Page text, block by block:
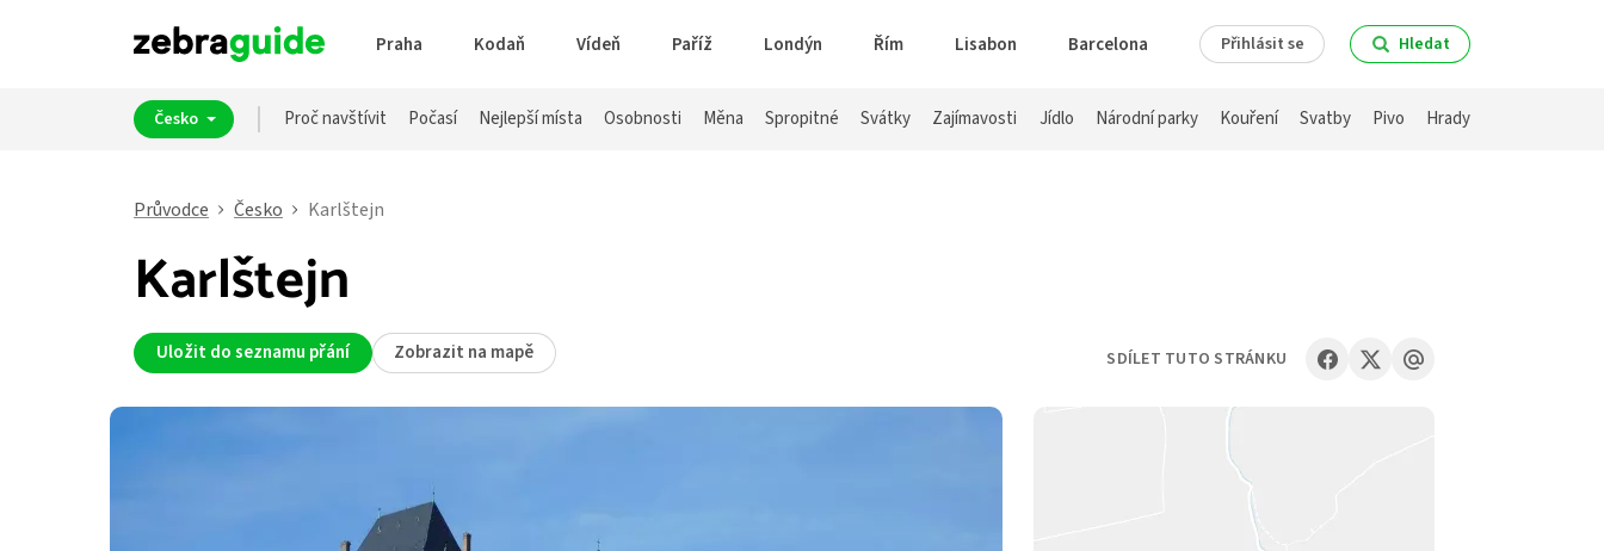
Praha Kodaň Vídeň Paříž Londýn Řím Lisabon Barcelona Přihlásit se Hledat
Česko Proč navštívit Počasí Nejlepší místa Osobnosti Měna Spropitné Svátky Zajímavosti Jídlo Národní parky Kouření Svatby Pivo Hrady
Průvodce Česko Karlštejn
Karlštejn
Uložit do seznamu přání Zobrazit na mapě SDÍLET TUTO STRÁNKU